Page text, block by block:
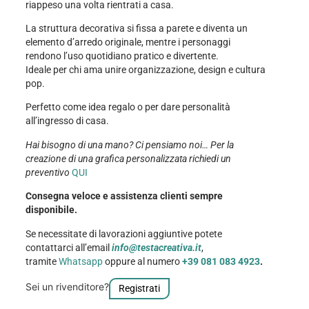
riappeso una volta rientrati a casa.
La struttura decorativa si fissa a parete e diventa un
elemento d’arredo originale, mentre i personaggi
rendono l’uso quotidiano pratico e divertente.
Ideale per chi ama unire organizzazione, design e cultura
pop.
Perfetto come idea regalo o per dare personalità
all’ingresso di casa.
Hai bisogno di una mano? Ci pensiamo noi… Per la
creazione di una grafica personalizzata richiedi un
preventivo QUI
Consegna veloce e assistenza clienti sempre
disponibile.
Se necessitate di lavorazioni aggiuntive potete
contattarci all’emailinfo@testacreativa.it,
tramiteWhatsappoppure al numero+39 081 083 4923.
Sei un rivenditore? Registrati